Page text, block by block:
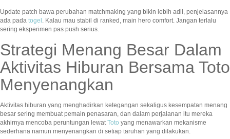
Update patch bawa perubahan matchmaking yang bikin lebih adil, penjelasannya
ada pada togel . Kalau mau stabil di ranked, main hero comfort. Jangan terlalu
sering eksperimen pas push serius.
Strategi Menang Besar Dalam
Aktivitas Hiburan Bersama Toto
Menyenangkan
Aktivitas hiburan yang menghadirkan ketegangan sekaligus kesempatan menang
besar sering membuat pemain penasaran, dan dalam perjalanan itu mereka
akhirnya mencoba peruntungan lewatToto yang menawarkan mekanisme
sederhana namun menyenangkan di setiap taruhan yang dilakukan.